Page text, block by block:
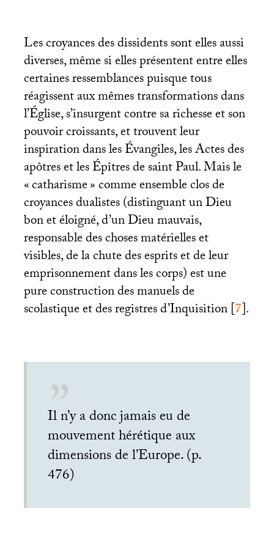
Les croyances des dissidents sont elles aussi
diverses, même si elles présentent entre elles
certaines ressemblances puisque tous
réagissent aux mêmes transformations dans
l’Église, s’insurgent contre sa richesse et son
pouvoir croissants, et trouvent leur
inspiration dans les Évangiles, les Actes des
apôtres et les Épîtres de saint Paul. Mais le
«catharisme» comme ensemble clos de
croyances dualistes (distinguant un Dieu
bon et éloigné, d’un Dieu mauvais,
responsable des choses matérielles et
visibles, de la chute des esprits et de leur
emprisonnement dans les corps) est une
pure construction des manuels de
scolastique et des registres d’Inquisition[7].
Il n’y a donc jamais eu de
mouvement hérétique aux
dimensions de l’Europe. (p.
476)